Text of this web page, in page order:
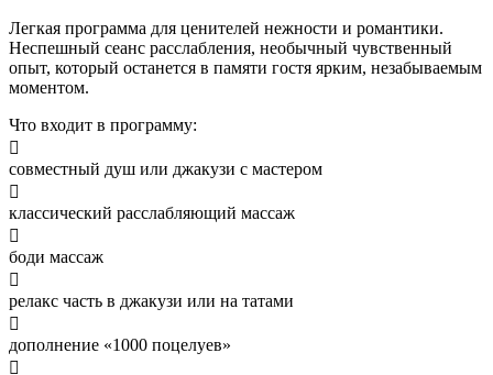
Легкая программа для ценителей нежности и романтики.
Неспешный сеанс расслабления, необычный чувственный
опыт, который останется в памяти гостя ярким, незабываемым
моментом.
Что входит в программу:

совместный душ или джакузи с мастером

классический расслабляющий массаж

боди массаж

релакс часть в джакузи или на татами

дополнение «1000 поцелуев»
